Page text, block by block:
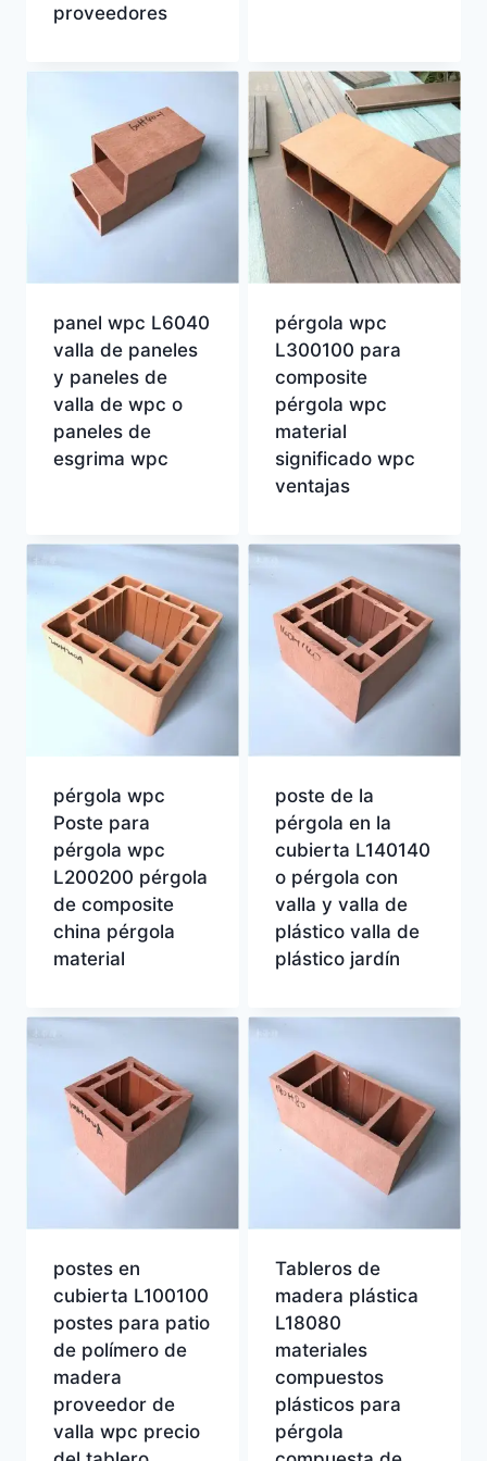
proveedores
panel wpc L6040
valla de paneles
y paneles de
valla de wpc o
paneles de
esgrima wpc
pérgola wpc
L300100 para
composite
pérgola wpc
material
significado wpc
ventajas
pérgola wpc
Poste para
pérgola wpc
L200200 pérgola
de composite
china pérgola
material
poste de la
pérgola en la
cubierta L140140
o pérgola con
valla y valla de
plástico valla de
plástico jardín
postes en
cubierta L100100
postes para patio
de polímero de
madera
proveedor de
valla wpc precio
Tableros de
madera plástica
L18080
materiales
compuestos
plásticos para
pérgola